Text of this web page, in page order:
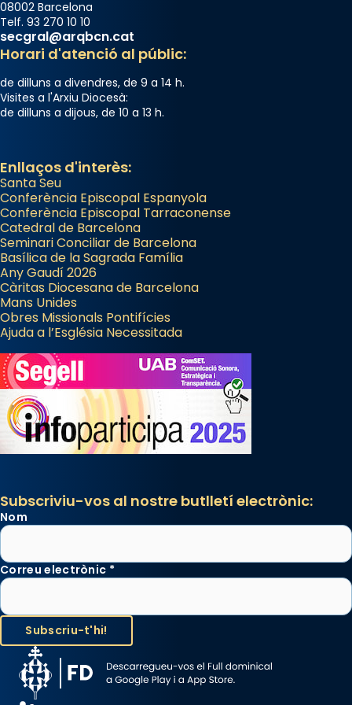
08002 Barcelona
Telf. 93 270 10 10
secgral@arqbcn.cat
Horari d'atenció al públic:
de dilluns a divendres, de 9 a 14 h.
Visites a l'Arxiu Diocesà:
de dilluns a dijous, de 10 a 13 h.
Enllaços d'interès:
Santa Seu
Conferència Episcopal Espanyola
Conferència Episcopal Tarraconense
Catedral de Barcelona
Seminari Conciliar de Barcelona
Basílica de la Sagrada Família
Any Gaudí 2026
Càritas Diocesana de Barcelona
Mans Unides
Obres Missionals Pontifícies
Ajuda a l’Església Necessitada
Subscriviu-vos al nostre butlletí electrònic:
Nom
Correu electrònic *